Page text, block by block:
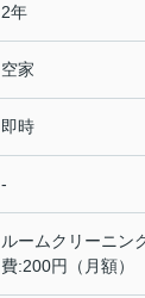
2年
空家
即時
-
ルームクリーニン
費:200円（月額）